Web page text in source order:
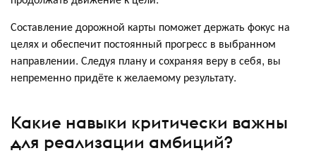
Составление дорожной карты поможет держать фокус на
целях и обеспечит постоянный прогресс в выбранном
направлении. Следуя плану и сохраняя веру в себя, вы
непременно придёте к желаемому результату.
Какие навыки критически важны
для реализации амбиций?